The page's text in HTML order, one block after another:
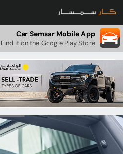
Car Semsar Mobile App
Find it on the Google Play Store.